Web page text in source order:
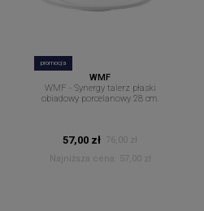
promocja
WMF
WMF - Synergy talerz płaski
obiadowy porcelanowy 28 cm.
57,00 zł
76,00 zł
Najniższa cena:
57,00 zł